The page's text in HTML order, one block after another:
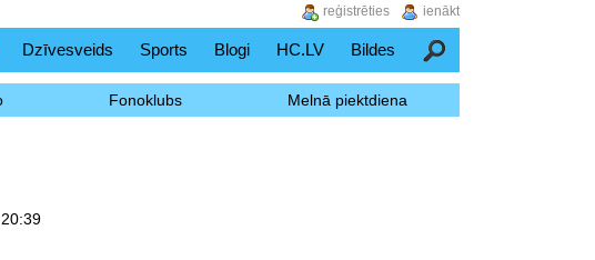
Dzīvesveids Sports Blogi HC.LV Bildes Meklēšana
Fonoklubs Melnā piektdiena
ienākt
reģistrēties